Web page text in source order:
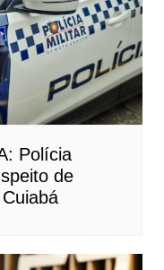
Polícia
de